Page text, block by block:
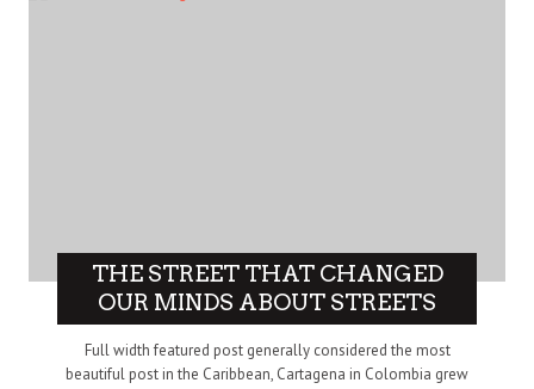
THE STREET THAT CHANGED
OUR MINDS ABOUT STREETS
Full width featured post generally considered the most
beautiful post in the Caribbean, Cartagena in Colombia grew